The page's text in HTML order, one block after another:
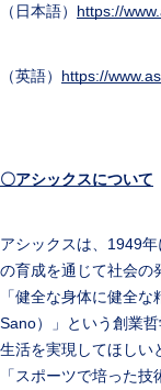
（日本語） https://
（英語） https://
〇アシックスについて
アシックスは、1949
の育成を通じて社会の
「健全な身体に健全
Sano）」という創業
生活を実現してほしい
「スポーツで培った